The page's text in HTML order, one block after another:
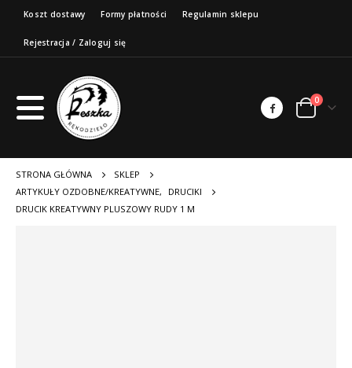
Koszt dostawy Formy płatności Regulamin sklepu
Rejestracja / Zaloguj się
0
STRONA GŁÓWNA
SKLEP
ARTYKUŁY OZDOBNE/KREATYWNE,
DRUCIKI
DRUCIK KREATYWNY PLUSZOWY RUDY 1 M